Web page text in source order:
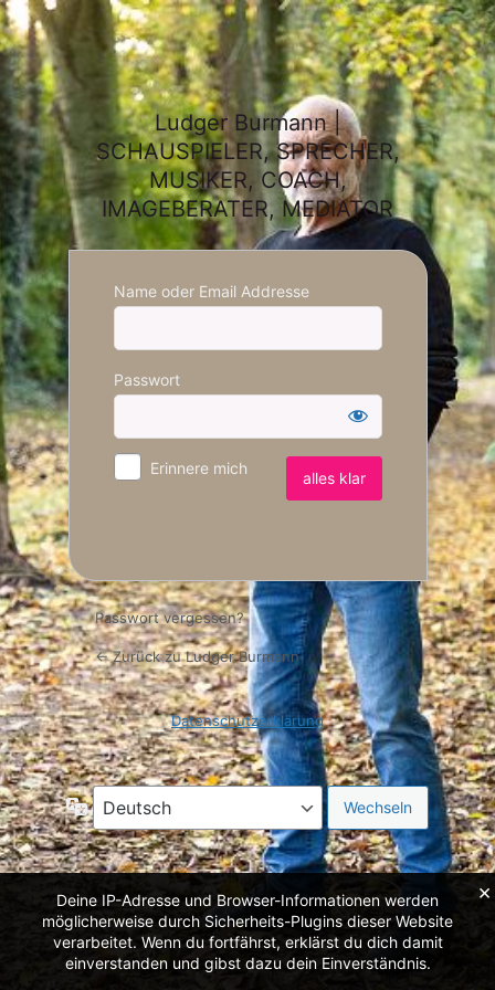
Ludger Burmann |
SCHAUSPIELER, SPRECHER,
MUSIKER, COACH,
IMAGEBERATER, MEDIATOR
Name oder Email Addresse
Passwort
Erinnere mich
Passwort vergessen?
← Zurück zu Ludger Burmann
Datenschutzerklärung
Sprache
Deine IP-Adresse und Browser-Informationen werden
möglicherweise durch Sicherheits-Plugins dieser Website
verarbeitet. Wenn du fortfährst, erklärst du dich damit
einverstanden und gibst dazu dein Einverständnis.
×